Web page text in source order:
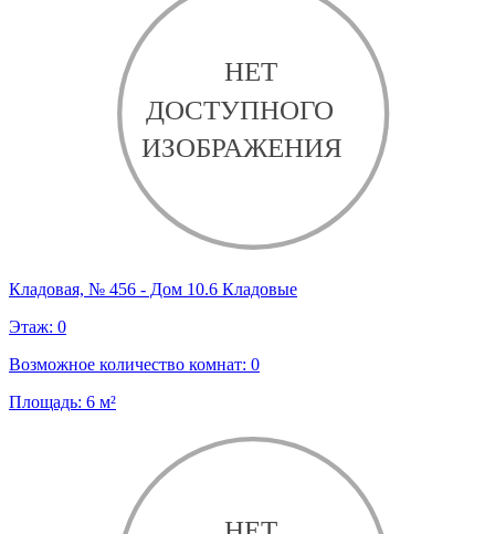
Кладовая, № 456 - Дом 10.6 Кладовые
Этаж: 0
Возможное количество комнат: 0
Площадь: 6 м²